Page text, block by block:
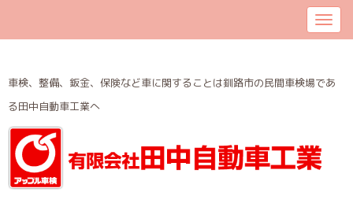
車検、整備、鈑金、保険など車に関することは釧路市の民間車検場であ
る田中自動車工業へ